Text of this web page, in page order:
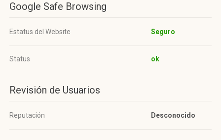
Google Safe Browsing
Estatus del Website Seguro
Status ok
Revisión de Usuarios
Reputación Desconocido